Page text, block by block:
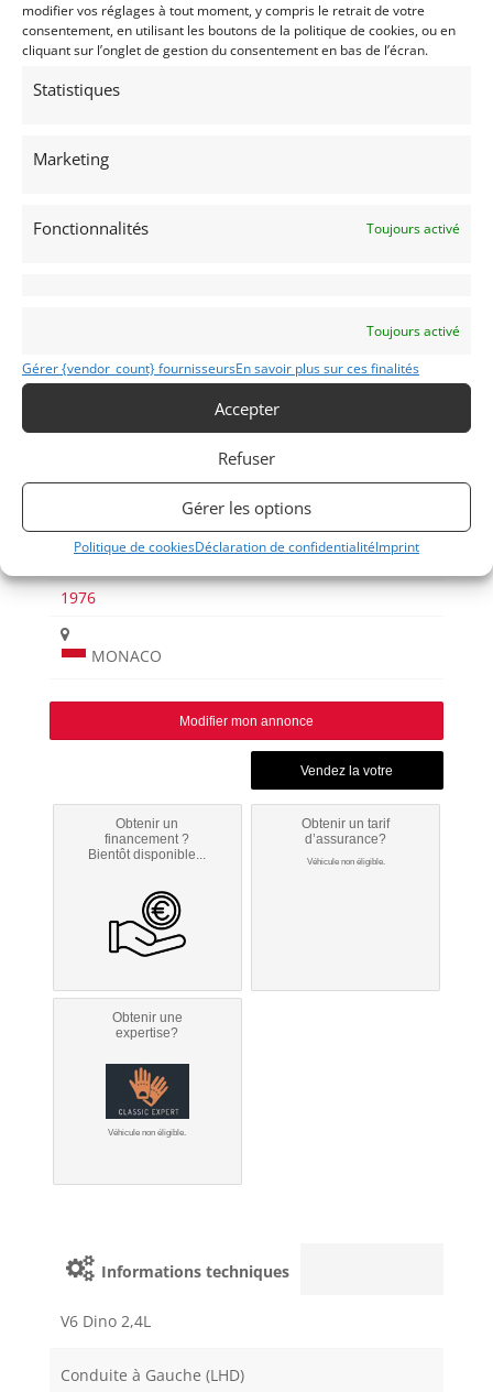
modifier vos réglages à tout moment, y compris le retrait de votre
consentement, en utilisant les boutons de la politique de cookies, ou en
cliquant sur l’onglet de gestion du consentement en bas de l’écran.
Statistiques
Marketing
Fonctionnalités Toujours activé
Toujours activé
Gérer {vendor_count} fournisseursEn savoir plus sur ces finalités
Accepter
Refuser
Gérer les options
Politique de cookiesDéclaration de confidentialitéImprint
Passeport Technique
(3 volets)
Passeport technique
international
Voir les 224 annonces de
STRATOS
1976
MONACO
Modifier mon annonce
Obtenir un
financement ?
Bientôt disponible...
Obtenir un tarif
d’assurance?
Véhicule non éligible.
Obtenir une
expertise?
Véhicule non éligible.
Informations techniques
V6 Dino 2,4L
Conduite à Gauche (LHD)